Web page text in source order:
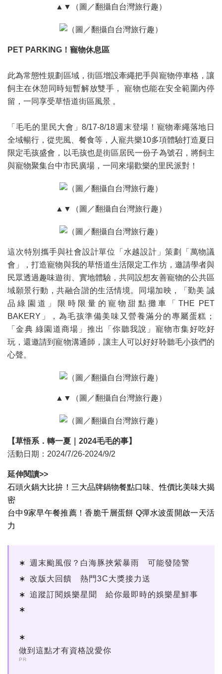
▲▼（圖／翻攝自台灣旅行趣）
PET PARKING！寵物休息區
此為常態性規劃區域，街區增設牽繩把手與寵物停車格，讓
飼主在休憩同時短暫解放雙手， 寵物也能在安全範圍內停
留，一同享受草悟道街區風景 。
「毛毛的里民大會」8/17-8/18週末登場！寵物牽繩落地日
全域暢行，從兜風、餐食等，人寵共樂10多項體驗打造夏日
限定毛孩盛會，以毛孩也是街區居民一份子為號召，將飼主
與寵物聚集台中市民廣場，一同來場歡樂的里民派對！
▲▼（圖／翻攝自台灣旅行趣）
這次特別攜手與社會設計單位「水越設計」策劃「萬物議
會」，打造寵物與我的草悟道生活限定工作坊，邀請學者與
民眾透過趣味遊街、實地體驗，共同設想友善寵物的公共區
域願景⾏動，共融合諧的⽣活情境。同場加映，「勤美 誠
品綠園道」限時限量的寵物甜點攤車「THE PET
BAKERY」，為毛孩準備美味又營養滿分的專屬蛋糕；
「金典 綠園道商場」推出「你聽我說」寵物市集好吃好
玩，還邀請到寵物溝通師，讓主人可以好好聆聽毛小孩們的
心聲。
▲▼（圖／翻攝自台灣旅行趣）
【草悟系．轉一夏｜2024毛毛的事】
活動日期：2024/7/26-2024/9/2
延伸閱讀>>​
石頭火鍋大比拚！三大品牌鍋物餐點口味、性價比美味大揭
密
台中9家早午餐推薦！香脆千層蛋餅 Q彈水波蛋開啟一天活
力
週末颱風假？白海豚挾紫暴雨 可能發陸警
改版大回饋 熱門3C大獎接力送
追蹤訂閱娛樂星聞 給你最即時的娛樂星鮮事
做到這點才有資格說愛你
PR